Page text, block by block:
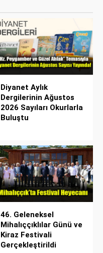
Diyanet Aylık
Dergilerinin Ağustos
2026 Sayıları Okurlarla
Buluştu
46. Geleneksel
Mihalıççıklılar Günü ve
Kiraz Festivali
Gerçekleştirildi